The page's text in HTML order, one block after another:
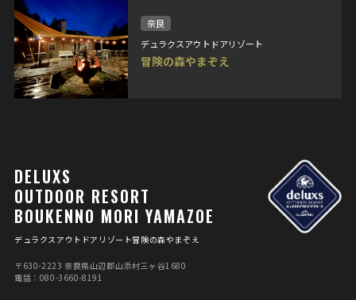
奈良
デュラクスアウトドアリゾート
冒険の森やまぞえ
DELUXS
OUTDOOR RESORT
BOUKENNO MORI YAMAZOE
デュラクスアウトドアリゾート冒険の森やまぞえ
〒630-2223 奈良県⼭辺郡⼭添村三ヶ⾕1680
電話：080-3660-8191